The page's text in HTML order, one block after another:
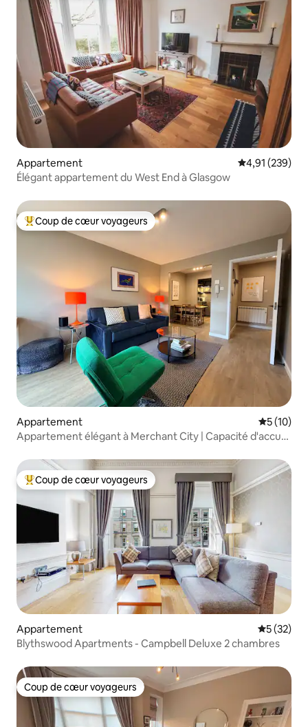
Appartement Évaluation
4,91 (239)
Élégant appartement du West End à Glasgow
Coups de cœur voyageurs les plus appréciés
Coup de cœur voyageurs
Appartement
5 (10)
Appartement élégant à Merchant City | Capacité d'accueil
Coups de cœur voyageurs les plus appréciés
Coup de cœur voyageurs
Appartement
5 (32)
Blythswood Apartments - Campbell Deluxe 2 chambres
Coup de cœur voyageurs
Coup de cœur voyageurs